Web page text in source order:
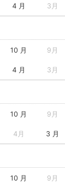
4 月 3月
10 月 9月
4 月 3月
10 月 9月
4月 3 月
10 月 9月